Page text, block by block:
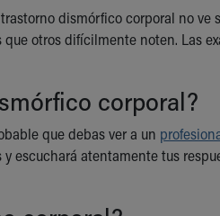
dismórfico corporal no ve
otros difícilmente noten. Las
corporal?
que debas ver a un
escuchará atentamente tus